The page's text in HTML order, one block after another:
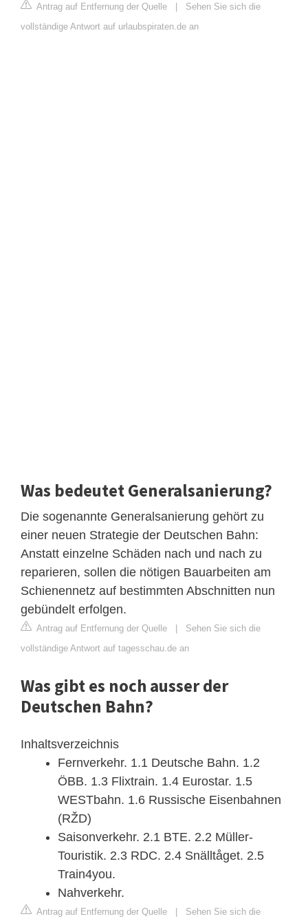
Antrag auf Entfernung der Quelle | Sehen Sie sich die
vollständige Antwort auf urlaubspiraten.de an
Was bedeutet Generalsanierung?
Die sogenannte Generalsanierung gehört zu
einer neuen Strategie der Deutschen Bahn:
Anstatt einzelne Schäden nach und nach zu
reparieren, sollen die nötigen Bauarbeiten am
Schienennetz auf bestimmten Abschnitten nun
gebündelt erfolgen.
Antrag auf Entfernung der Quelle | Sehen Sie sich die
vollständige Antwort auf tagesschau.de an
Was gibt es noch ausser der
Deutschen Bahn?
Inhaltsverzeichnis
Fernverkehr. 1.1 Deutsche Bahn. 1.2
ÖBB. 1.3 Flixtrain. 1.4 Eurostar. 1.5
WESTbahn. 1.6 Russische Eisenbahnen
(RŽD)
Saisonverkehr. 2.1 BTE. 2.2 Müller-
Touristik. 2.3 RDC. 2.4 Snälltåget. 2.5
Train4you.
Nahverkehr.
Antrag auf Entfernung der Quelle | Sehen Sie sich die